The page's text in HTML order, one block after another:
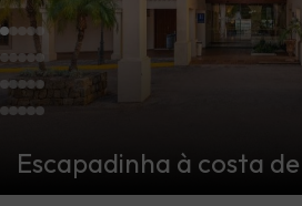
Escapadinha à costa